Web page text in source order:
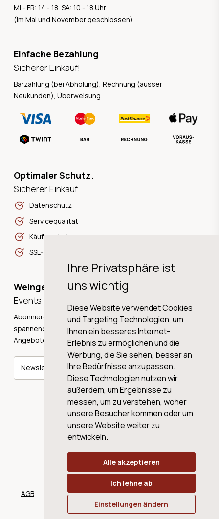
Ihre Privatsphäre ist
uns wichtig
Diese Website verwendet Cookies
und Targeting Technologien, um
Ihnen ein besseres Internet-
Erlebnis zu ermöglichen und die
Werbung, die Sie sehen, besser an
Ihre Bedürfnisse anzupassen.
Diese Technologien nutzen wir
außerdem, um Ergebnisse zu
messen, um zu verstehen, woher
unsere Besucher kommen oder um
unsere Website weiter zu
entwickeln.
Alle akzeptieren
Ich lehne ab
Einstellungen ändern
MI - FR: 14 - 18, SA: 10 - 18 Uhr
(im Mai und November geschlossen)
Einfache Bezahlung
Sicherer Einkauf!
Barzahlung (bei Abholung), Rechnung (ausser
Neukunden), Überweisung
Optimaler Schutz.
Sicherer Einkauf
Datenschutz
Servicequalität
Käuferschutz
SSL-Verschlüsselung
Weingeschichten,
Events und Neuigkeiten!
Abonnieren Sie unseren Newsletter und erhalten Sie
spannende Weingeschichten, Neuigkeiten und tolle
Angebote direkt in Ihre Mailbox.
Newsletter abonnieren
© 2026 WINE AG VALENTIN & VON SALIS
AGB Datenschutz Impressum Cookies